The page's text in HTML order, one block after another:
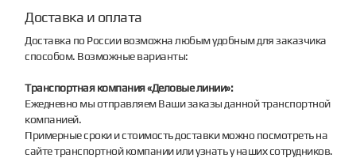
Доставка и оплата
Доставка по России возможна любым удобным для заказчика
способом. Возможные варианты:
Транспортная компания «Деловые линии»:
Ежедневно мы отправляем Ваши заказы данной транспортной
компанией.
Примерные сроки и стоимость доставки можно посмотреть на
сайте транспортной компании или узнать у наших сотрудников.